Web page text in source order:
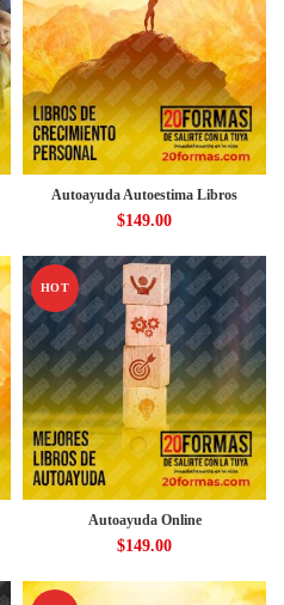
Autoayuda Autoestima Libros
$149.00
HOT
Autoayuda Online
$149.00